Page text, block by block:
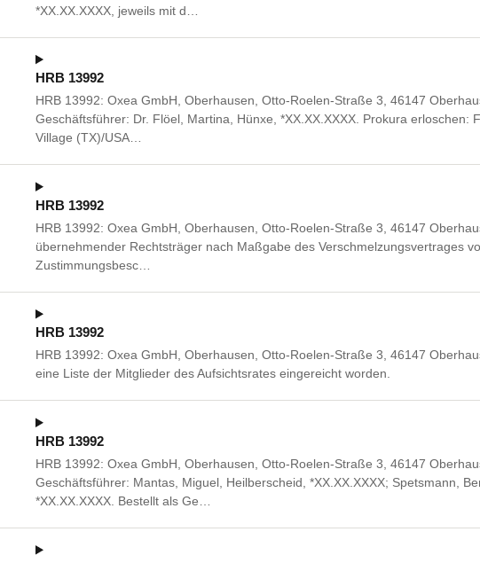
*XX.XX.XXXX, jeweils mit d…
HRB 13992
HRB 13992: Oxea GmbH, Oberhausen, Otto-Roelen-Straße 3, 46147
Geschäftsführer: Dr. Flöel, Martina, Hünxe, *XX.XX.XXXX. Prokura erloschen:
Village (TX)/USA…
HRB 13992
HRB 13992: Oxea GmbH, Oberhausen, Otto-Roelen-Straße 3, 46147
übernehmender Rechtsträger nach Maßgabe des Verschmelzungsvertrages
Zustimmungsbesc…
HRB 13992
HRB 13992: Oxea GmbH, Oberhausen, Otto-Roelen-Straße 3, 46147
eine Liste der Mitglieder des Aufsichtsrates eingereicht worden.
HRB 13992
HRB 13992: Oxea GmbH, Oberhausen, Otto-Roelen-Straße 3, 46147
Geschäftsführer: Mantas, Miguel, Heilberscheid, *XX.XX.XXXX; Spetsmann,
*XX.XX.XXXX. Bestellt als Ge…